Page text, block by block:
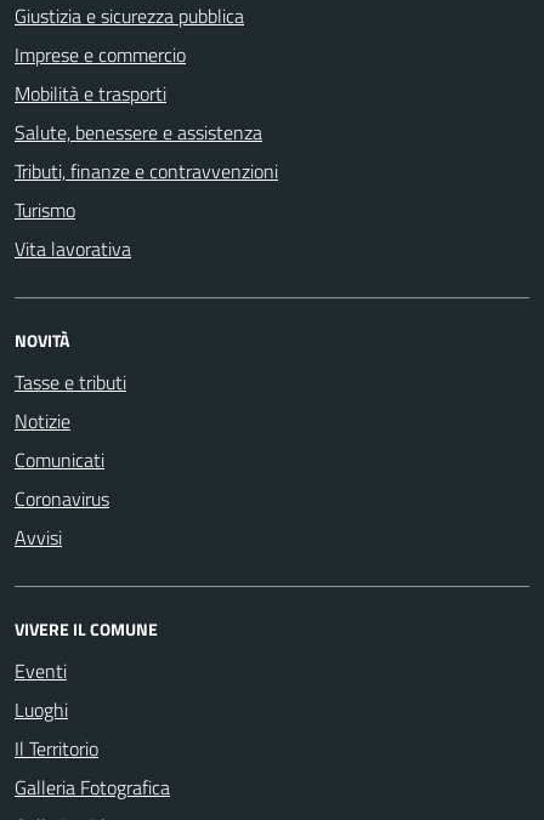
Giustizia e sicurezza pubblica
Imprese e commercio
Mobilità e trasporti
Salute, benessere e assistenza
Tributi, finanze e contravvenzioni
Turismo
Vita lavorativa
NOVITÀ
Tasse e tributi
Notizie
Comunicati
Coronavirus
Avvisi
VIVERE IL COMUNE
Eventi
Luoghi
Il Territorio
Galleria Fotografica